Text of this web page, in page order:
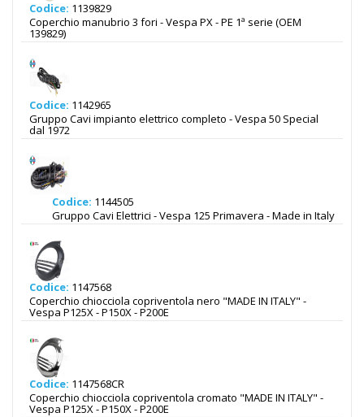
Codice: 1139829
Coperchio manubrio 3 fori - Vespa PX - PE 1ª serie (OEM
139829)
Codice: 1142965
Gruppo Cavi impianto elettrico completo - Vespa 50 Special
dal 1972
Codice: 1144505
Gruppo Cavi Elettrici - Vespa 125 Primavera - Made in Italy
Codice: 1147568
Coperchio chiocciola copriventola nero "MADE IN ITALY" -
Vespa P125X - P150X - P200E
Codice: 1147568CR
Coperchio chiocciola copriventola cromato "MADE IN ITALY" -
Vespa P125X - P150X - P200E